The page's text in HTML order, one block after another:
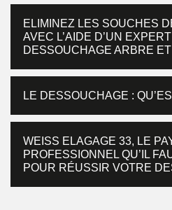
ELIMINEZ LES SOUCHES
AVEC L’AIDE D’UN
DESSOUCHAGE ARBRE
LE DESSOUCHAGE :
WEISS ELAGAGE 33, LE
PROFESSIONNEL QU’IL
POUR RÉUSSIR VOTRE